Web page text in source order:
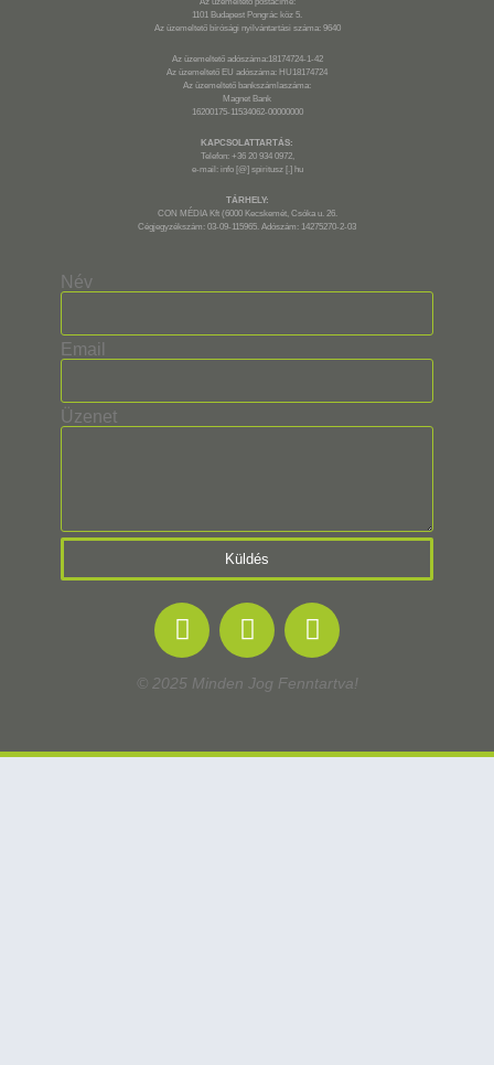
1101 Budapest Pongrác köz 5.
Az üzemeltető bírósági nyilvántartási száma: 9640
Az üzemeltető adószáma:18174724-1-42
Az üzemeltető EU adószáma: HU18174724
Az üzemeltető bankszámlaszáma:
Magnet Bank
16200175-11534062-00000000
KAPCSOLATTARTÁS:
Telefon: +36 20 934 0972,
e-mail: info [@] spiritusz [.] hu
TÁRHELY:
CON MÉDIA Kft (6000 Kecskemét, Csóka u. 26.
Cégjegyzékszám: 03-09-115965. Adószám: 14275270-2-03
Név
Email
Üzenet
Küldés
© 2025 Minden Jog Fenntartva!